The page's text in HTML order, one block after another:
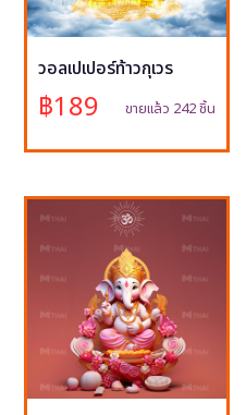
วอลเปเปอร์ท้าวกุเวร
฿189 ขายแล้ว 242 ชิ้น